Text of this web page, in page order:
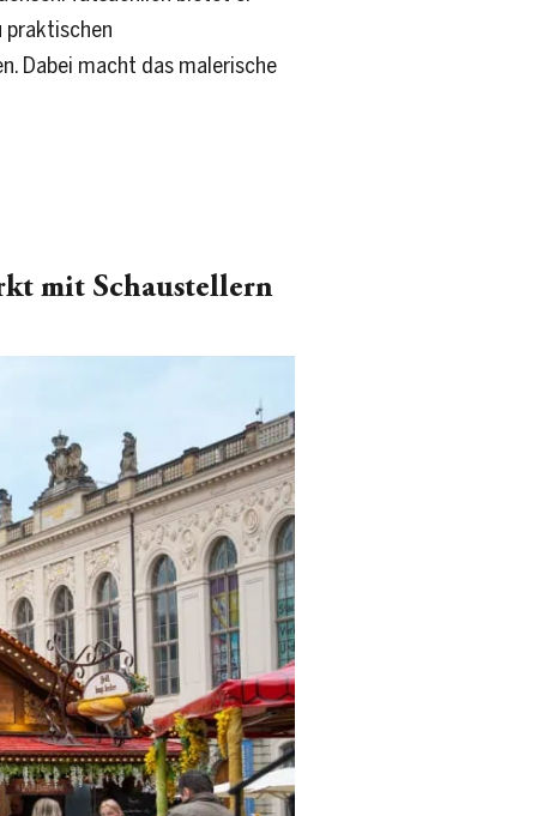
praktischen
Dabei macht das malerische
mit Schaustellern